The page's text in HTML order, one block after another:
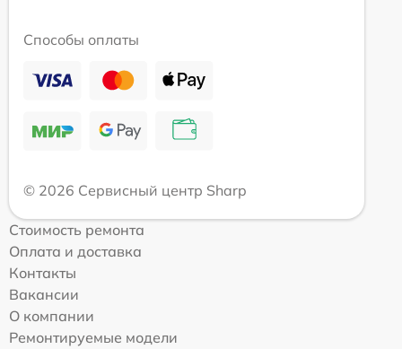
Способы оплаты
© 2026 Сервисный центр Sharp
Стоимость ремонта
Оплата и доставка
Контакты
Вакансии
О компании
Ремонтируемые модели